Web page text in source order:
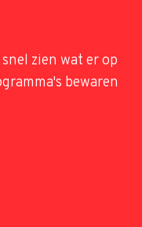
zien wat er op
bewaren